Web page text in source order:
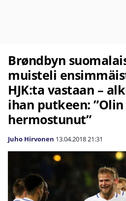
Brøndbyn
muisteli
HJK:ta vastaan –
ihan putkeen:
hermostunut”
Juho Hirvonen 13.04.201821:31